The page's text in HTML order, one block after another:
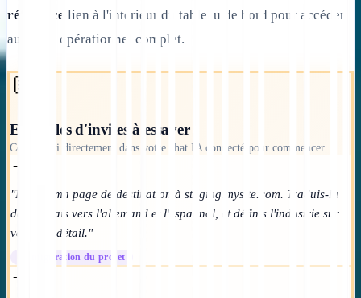
référence lien à l'intérieur du tableau de bord pour accéder
au guide opérationnel complet.
💬
Exemples d'invites à essayer
Collez ceci directement dans votre chat IA connecté pour commencer.
→
"Intègre ma page de destination à staging.mysite.com. Traduis-la
de l'anglais vers l'allemand et l'espagnol, et définis l'industrie sur
vente au détail."
Configuration du projet
→